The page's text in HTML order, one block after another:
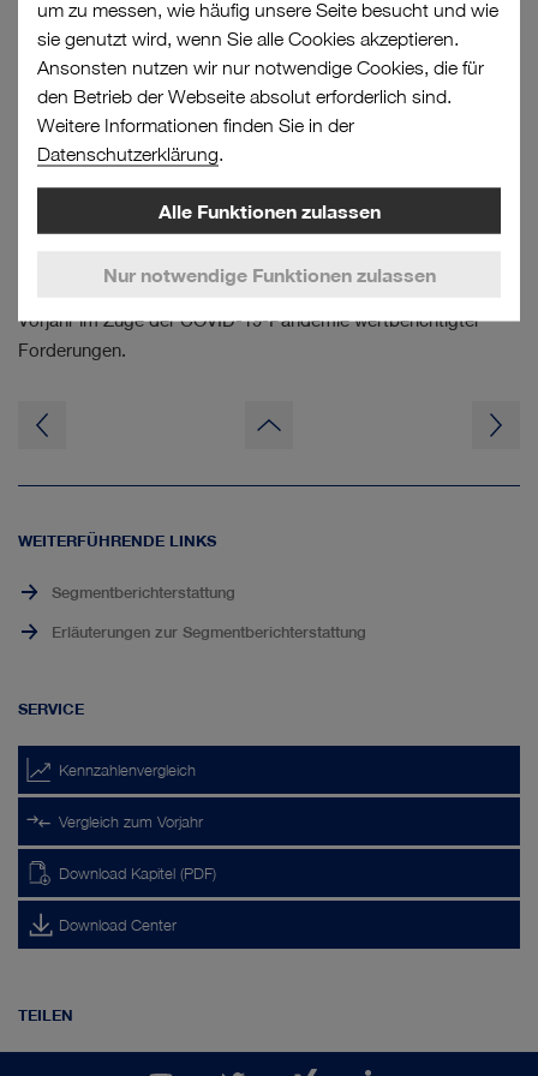
um zu messen, wie häufig unsere Seite besucht und wie
sie genutzt wird, wenn Sie alle Cookies akzeptieren.
Ansonsten nutzen wir nur notwendige Cookies, die für
den Betrieb der Webseite absolut erforderlich sind.
Weitere Informationen finden Sie in der
Datenschutzerklärung.
Alle Funktionen zulassen
Nur notwendige Funktionen zulassen
pandemiebedingt erst im Jahresverlauf wieder einsetzenden
Umsatzmietvereinbarungen sowie ein geplanter Erlösrückgang
im Zuge der Revitalisierung einer Immobilie konnten durch
gestiegene Mieterlöse einzelner Objekte kompensiert werden.
Das kumulierteBetriebsergebnis (EBIT)
Instandhaltungsvolumen stark um 18,0 % auf15,3 Mio. €(im
allem sonstige betriebliche Erträge aus der Korrektur im
Vorjahr im Zuge der COVID-19-Pandemie wertberichtigter
Forderungen.
Seitenanfang
WEITERFÜHRENDE LINKS
Segmentberichterstattung
Erläuterungen zur Segmentberichterstattung
SERVICE
Kennzahlenvergleich
Vergleich zum Vorjahr
Download Kapitel (PDF)
Download Center
TEILEN